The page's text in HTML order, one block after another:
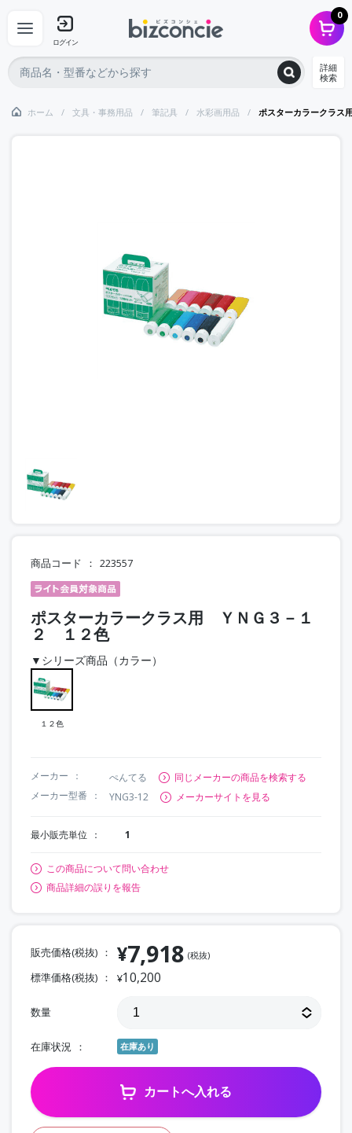
ログイン
0
詳細
検索
ホーム 文具・事務用品 筆記具 水彩画用品 ポスターカラークラ
商品コード 223557
ポスターカラークラス用 ＹＮＧ３－１
２ １２色
▼シリーズ商品（カラー）
１２色
メーカー ぺんてる
同じメーカーの商品を検索する
メーカー型番
YNG3-12 メーカーサイトを見る
最小販売単位 1
この商品について問い合わせ
商品詳細の誤りを報告
販売価格(税抜) ¥7,918 (税抜)
標準価格(税抜) ¥10,200
数量
在庫状況 在庫あり
カートへ入れる